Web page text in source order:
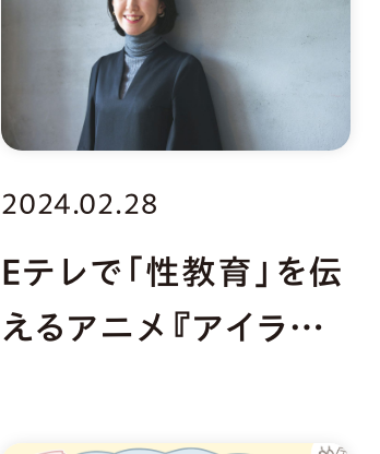
2024.02.28
Eテレで「性教育」を伝
えるアニメ『アイラブ
ジ